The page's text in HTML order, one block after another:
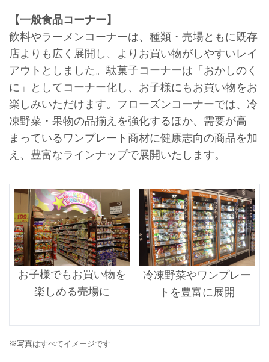
【一般食品コーナー】
飲料やラーメンコーナーは、種類・売場ともに既存
店よりも広く展開し、よりお買い物がしやすいレイ
アウトとしました。駄菓子コーナーは「おかしのく
に」としてコーナー化し、お子様にもお買い物をお
楽しみいただけます。フローズンコーナーでは、冷
凍野菜・果物の品揃えを強化するほか、需要が高
まっているワンプレート商材に健康志向の商品を加
え、豊富なラインナップで展開いたします。
お子様でもお買い物を
楽しめる売場に
冷凍野菜やワンプレー
トを豊富に展開
※写真はすべてイメージです